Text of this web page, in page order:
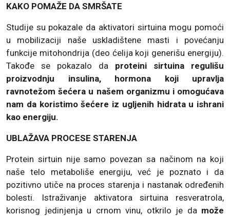
KAKO POMAŽE DA SMRŠATE
Studije su pokazale da aktivatori sirtuina mogu pomoći
u mobilizaciji naše uskladištene masti i povećanju
funkcije mitohondrija (deo ćelija koji generišu energiju).
Takođe se pokazalo da proteini sirtuina regulišu
proizvodnju insulina, hormona koji upravlja
ravnotežom šećera u našem organizmu i omogućava
nam da koristimo šećere iz ugljenih hidrata u ishrani
kao energiju.
UBLAŽAVA PROCESE STARENJA
Protein sirtuin nije samo povezan sa načinom na koji
naše telo metaboliše energiju, već je poznato i da
pozitivno utiče na proces starenja i nastanak određenih
bolesti. Istraživanje aktivatora sirtuina resveratrola,
korisnog jedinjenja u crnom vinu, otkrilo je da može